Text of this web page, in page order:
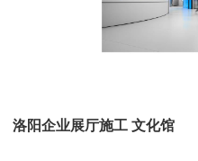
洛阳企业展厅施工 文化馆